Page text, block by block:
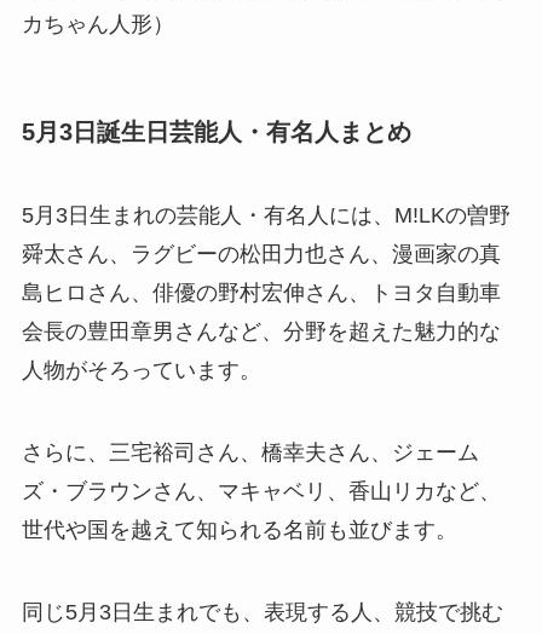
カちゃん人形）
5月3日誕生日芸能人・有名人まとめ
5月3日生まれの芸能人・有名人には、M!LKの曽野
舜太さん、ラグビーの松田力也さん、漫画家の真
島ヒロさん、俳優の野村宏伸さん、トヨタ自動車
会長の豊田章男さんなど、分野を超えた魅力的な
人物がそろっています。
さらに、三宅裕司さん、橋幸夫さん、ジェーム
ズ・ブラウンさん、マキャベリ、香山リカなど、
世代や国を越えて知られる名前も並びます。
同じ5月3日生まれでも、表現する人、競技で挑む